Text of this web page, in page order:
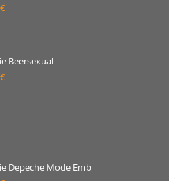
do
€Raspon
19.00 €
do
Beersexual
€Raspon
30.00 €
Depeche Mode Emb